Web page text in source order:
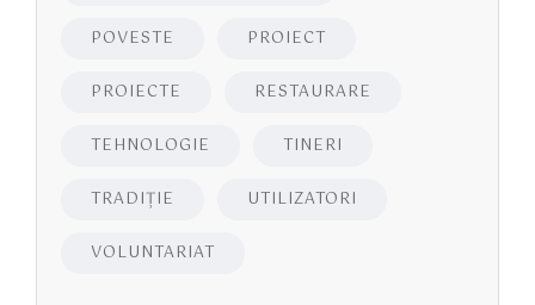
POVESTE PROIECT
PROIECTE RESTAURARE
TEHNOLOGIE TINERI
TRADIȚIE UTILIZATORI
VOLUNTARIAT